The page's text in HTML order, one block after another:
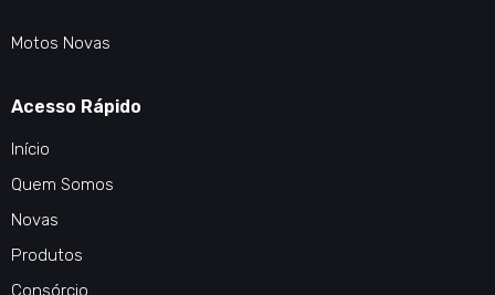
Motos Novas
Acesso Rápido
Início
Quem Somos
Novas
Produtos
Consórcio